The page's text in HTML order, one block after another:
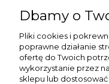
Dbamy o
Pliki cookies i
poprawne działanie
ofertę do Twoich
wykorzystanie przez
sklepu lub